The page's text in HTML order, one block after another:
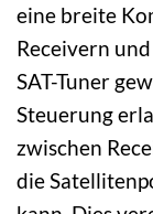
eine breite
Receivern
SAT-Tuner
Steuerung
zwischen
die